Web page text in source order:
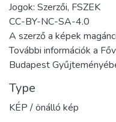
Jogok: Szerzői, FSZEK
CC-BY-NC-SA-4.0
A szerző a képek
További információk a
Budapest
Type
KÉP / önálló kép